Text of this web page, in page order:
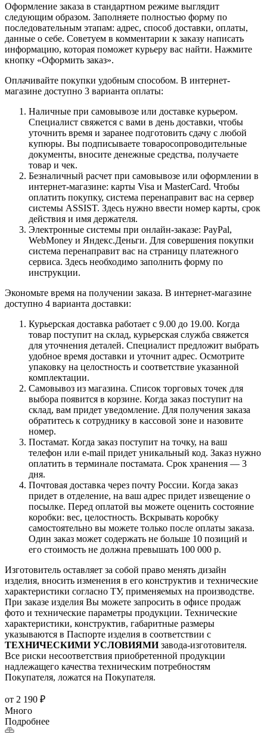
Оформление заказа в стандартном режиме выглядит
следующим образом. Заполняете полностью форму по
последовательным этапам: адрес, способ доставки, оплаты,
данные о себе. Советуем в комментарии к заказу написать
информацию, которая поможет курьеру вас найти. Нажмите
кнопку «Оформить заказ».
Оплачивайте покупки удобным способом. В интернет-
магазине доступно 3 варианта оплаты:
Наличные при самовывозе или доставке курьером.
Специалист свяжется с вами в день доставки, чтобы
уточнить время и заранее подготовить сдачу с любой
купюры. Вы подписываете товаросопроводительные
документы, вносите денежные средства, получаете
товар и чек.
Безналичный расчет при самовывозе или оформлении в
интернет-магазине: карты Visa и MasterCard. Чтобы
оплатить покупку, система перенаправит вас на сервер
системы ASSIST. Здесь нужно ввести номер карты, срок
действия и имя держателя.
Электронные системы при онлайн-заказе: PayPal,
WebMoney и Яндекс.Деньги. Для совершения покупки
система перенаправит вас на страницу платежного
сервиса. Здесь необходимо заполнить форму по
инструкции.
Экономьте время на получении заказа. В интернет-магазине
доступно 4 варианта доставки:
Курьерская доставка работает с 9.00 до 19.00. Когда
товар поступит на склад, курьерская служба свяжется
для уточнения деталей. Специалист предложит выбрать
удобное время доставки и уточнит адрес. Осмотрите
упаковку на целостность и соответствие указанной
комплектации.
Самовывоз из магазина. Список торговых точек для
выбора появится в корзине. Когда заказ поступит на
склад, вам придет уведомление. Для получения заказа
обратитесь к сотруднику в кассовой зоне и назовите
номер.
Постамат. Когда заказ поступит на точку, на ваш
телефон или e-mail придет уникальный код. Заказ нужно
оплатить в терминале постамата. Срок хранения — 3
дня.
Почтовая доставка через почту России. Когда заказ
придет в отделение, на ваш адрес придет извещение о
посылке. Перед оплатой вы можете оценить состояние
коробки: вес, целостность. Вскрывать коробку
самостоятельно вы можете только после оплаты заказа.
Один заказ может содержать не больше 10 позиций и
его стоимость не должна превышать 100 000 р.
Изготовитель оставляет за собой право менять дизайн
изделия, вносить изменения в его конструктив и технические
характеристики согласно ТУ, применяемых на производстве.
При заказе изделия Вы можете запросить в офисе продаж
фото и технические параметры продукции. Технические
характеристики, конструктив, габаритные размеры
указываются в Паспорте изделия в соответствии с
ТЕХНИЧЕСКИМИ УСЛОВИЯМИзавода-изготовителя.
Все риски несоответствия приобретенной продукции
надлежащего качества техническим потребностям
Покупателя, ложатся на Покупателя.
от 2 190 ₽
Много
Подробнее